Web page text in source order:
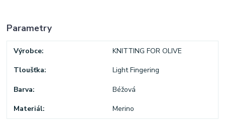
Parametry
Výrobce KNITTING FOR OLIVE
Tloušťka Light Fingering
Barva Béžová
Materiál Merino